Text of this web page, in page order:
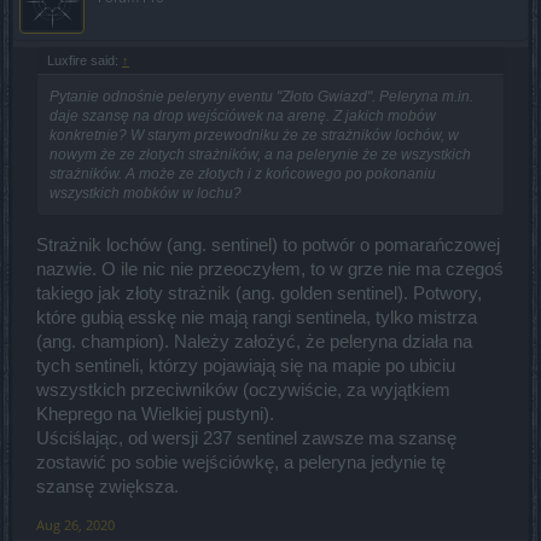
Luxfire said: ↑
Pytanie odnośnie peleryny eventu "Złoto Gwiazd". Peleryna m.in.
daje szansę na drop wejściówek na arenę. Z jakich mobów
konkretnie? W starym przewodniku że ze strażników lochów, w
nowym że ze złotych strażników, a na pelerynie że ze wszystkich
strażników. A może ze złotych i z końcowego po pokonaniu
wszystkich mobków w lochu?
Strażnik lochów (ang. sentinel) to potwór o pomarańczowej
nazwie. O ile nic nie przeoczyłem, to w grze nie ma czegoś
takiego jak złoty strażnik (ang. golden sentinel). Potwory,
które gubią esskę nie mają rangi sentinela, tylko mistrza
(ang. champion). Należy założyć, że peleryna działa na
tych sentineli, którzy pojawiają się na mapie po ubiciu
wszystkich przeciwników (oczywiście, za wyjątkiem
Kheprego na Wielkiej pustyni).
Uściślając, od wersji 237 sentinel zawsze ma szansę
zostawić po sobie wejściówkę, a peleryna jedynie tę
szansę zwiększa.
Aug 26, 2020